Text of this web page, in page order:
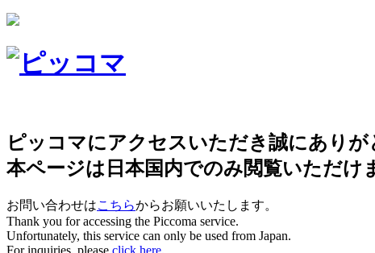
ピッコマにアクセスいただき誠にありが
本ページは日本国内でのみ閲覧いただけ
お問い合わせはこちらからお願いいたします。
Thank you for accessing the Piccoma service.
Unfortunately, this service can only be used from Japan.
For inquiries, please click here.